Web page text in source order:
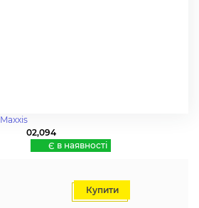
Maxxis
02,094
Є в наявності
Купити